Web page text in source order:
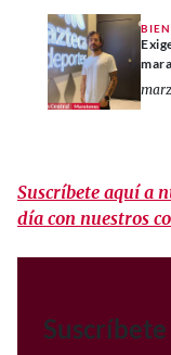
Suscríbete aquí a
día con nuestros